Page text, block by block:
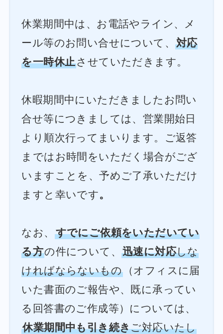
休業期間中は、お電話やライン、メ
ール等のお問い合せについて、 対応
を一時休止させていただきます。
休暇期間中にいただきましたお問い
合せ等につきましては、営業開始日
より順次行ってまいります。ご返答
まではお時間をいただく場合がござ
いますことを、予めご了承いただけ
ますと幸いです。
なお、 すでにご依頼をいただいてい
る方の件について、 迅速に対応しな
ければならないもの（オフィスに届
いた書面のご報告や、既に承ってい
る回答書のご作成等）については、
休業期間中も引き続きご対応いたし